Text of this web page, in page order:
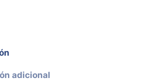
/ Negro
Negro / Blanco
adicional